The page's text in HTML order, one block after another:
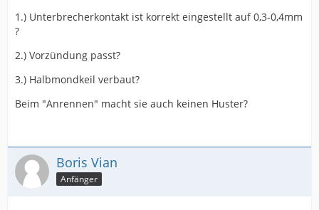
1.) Unterbrecherkontakt ist korrekt eingestellt auf 0,3-0,4mm
?
2.) Vorzündung passt?
3.) Halbmondkeil verbaut?
Beim "Anrennen" macht sie auch keinen Huster?
Boris Vian
Anfänger